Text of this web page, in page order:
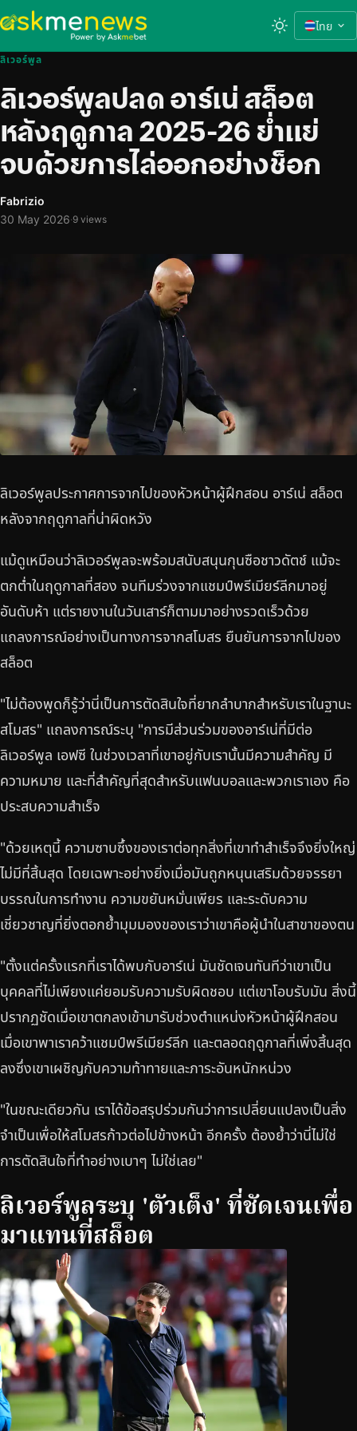
ไทย
ลิเวอร์พูล
ลิเวอร์พูลปลด อาร์เน่ สล็อต
หลังฤดูกาล 2025-26 ย่ำแย่
จบด้วยการไล่ออกอย่างช็อก
Fabrizio
30 May 2026·9 views
ลิเวอร์พูลประกาศการจากไปของหัวหน้าผู้ฝึกสอน อาร์เน่ สล็อต
หลังจากฤดูกาลที่น่าผิดหวัง
แม้ดูเหมือนว่าลิเวอร์พูลจะพร้อมสนับสนุนกุนซือชาวดัตช์ แม้จะ
ตกต่ำในฤดูกาลที่สอง จนทีมร่วงจากแชมป์พรีเมียร์ลีกมาอยู่
อันดับห้า แต่รายงานในวันเสาร์ก็ตามมาอย่างรวดเร็วด้วย
แถลงการณ์อย่างเป็นทางการจากสโมสร ยืนยันการจากไปของ
สล็อต
"ไม่ต้องพูดก็รู้ว่านี่เป็นการตัดสินใจที่ยากลำบากสำหรับเราในฐานะ
สโมสร" แถลงการณ์ระบุ "การมีส่วนร่วมของอาร์เน่ที่มีต่อ
ลิเวอร์พูล เอฟซี ในช่วงเวลาที่เขาอยู่กับเรานั้นมีความสำคัญ มี
ความหมาย และที่สำคัญที่สุดสำหรับแฟนบอลและพวกเราเอง คือ
ประสบความสำเร็จ
"ด้วยเหตุนี้ ความซาบซึ้งของเราต่อทุกสิ่งที่เขาทำสำเร็จจึงยิ่งใหญ่
ไม่มีที่สิ้นสุด โดยเฉพาะอย่างยิ่งเมื่อมันถูกหนุนเสริมด้วยจรรยา
บรรณในการทำงาน ความขยันหมั่นเพียร และระดับความ
เชี่ยวชาญที่ยิ่งตอกย้ำมุมมองของเราว่าเขาคือผู้นำในสาขาของตน
"ตั้งแต่ครั้งแรกที่เราได้พบกับอาร์เน่ มันชัดเจนทันทีว่าเขาเป็น
บุคคลที่ไม่เพียงแค่ยอมรับความรับผิดชอบ แต่เขาโอบรับมัน สิ่งนี้
ปรากฏชัดเมื่อเขาตกลงเข้ามารับช่วงตำแหน่งหัวหน้าผู้ฝึกสอน
เมื่อเขาพาเราคว้าแชมป์พรีเมียร์ลีก และตลอดฤดูกาลที่เพิ่งสิ้นสุด
ลงซึ่งเขาเผชิญกับความท้าทายและภาระอันหนักหน่วง
"ในขณะเดียวกัน เราได้ข้อสรุปร่วมกันว่าการเปลี่ยนแปลงเป็นสิ่ง
จำเป็นเพื่อให้สโมสรก้าวต่อไปข้างหน้า อีกครั้ง ต้องย้ำว่านี่ไม่ใช่
การตัดสินใจที่ทำอย่างเบาๆ ไม่ใช่เลย"
ลิเวอร์พูลระบุ 'ตัวเต็ง' ที่ชัดเจนเพื่อ
มาแทนที่สล็อต